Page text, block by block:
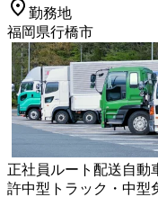
勤務地
福岡県行橋市
正社員 ルート配送自動
許中型トラック・中型